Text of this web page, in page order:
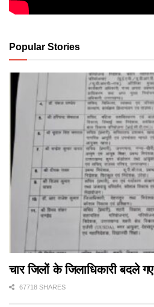
Popular Stories
चार जिलों के जिलाधिकारी बदले गए
67718 SHARES